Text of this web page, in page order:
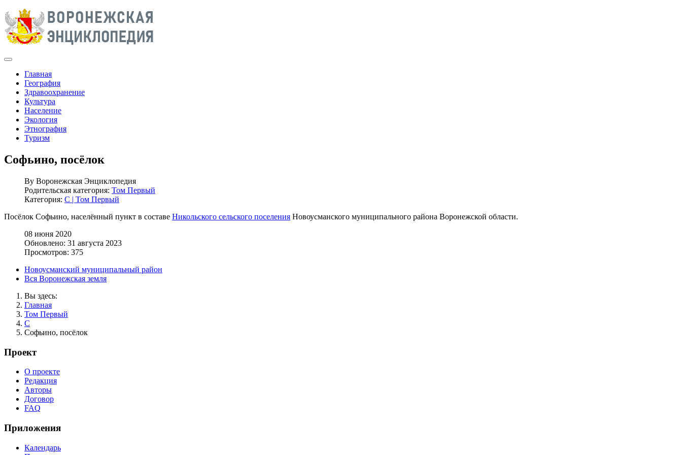
Главная
География
Здравоохранение
Культура
Население
Экология
Этнография
Туризм
Софьино, посёлок
By Воронежская Энциклопедия
Родительская категория: Том Первый
Категория: С | Том Первый
Посёлок Софьино, населённый пункт в составе Никольского сельского поселения Новоусманского муниципального района Воронежской области.
08 июня 2020
Обновлено: 31 августа 2023
Просмотров: 375
Новоусманский муниципальный район
Вся Воронежская земля
Вы здесь:
Главная
Том Первый
С
Софьино, посёлок
Проект
О проекте
Редакция
Авторы
Договор
FAQ
Приложения
Календарь